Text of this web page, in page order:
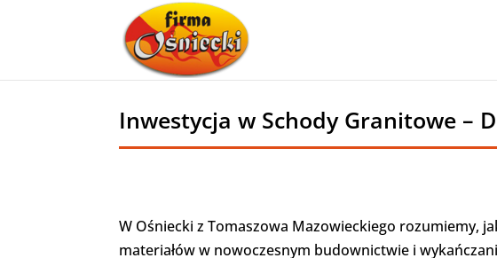
Inwestycja w Schody Granitowe –
W Ośniecki z Tomaszowa Mazowieckiego rozumiemy,
materiałów w nowoczesnym budownictwie i